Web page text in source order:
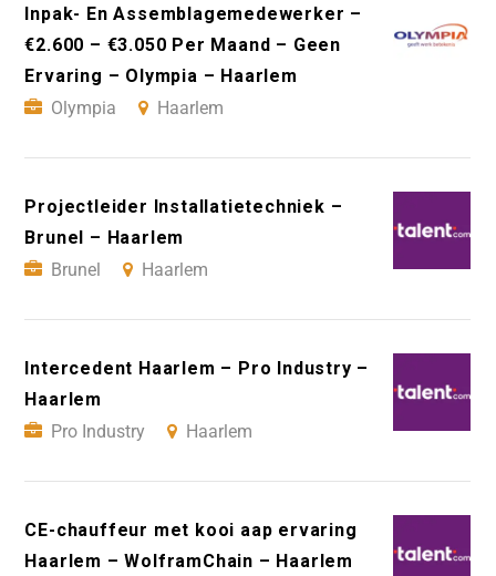
Inpak- En Assemblagemedewerker –
€2.600 – €3.050 Per Maand – Geen
Ervaring – Olympia – Haarlem
Olympia
Haarlem
Projectleider Installatietechniek –
Brunel – Haarlem
Brunel
Haarlem
Intercedent Haarlem – Pro Industry –
Haarlem
Pro Industry
Haarlem
CE-chauffeur met kooi aap ervaring
Haarlem – WolframChain – Haarlem